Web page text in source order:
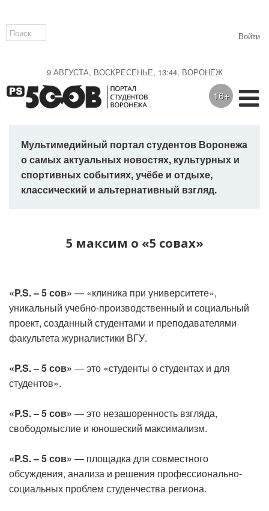
9 АВГУСТА, ВОСКРЕСЕНЬЕ, 13:44, ВОРОНЕЖ
Войти
16+
Мультимедийный портал студентов Воронежа
о самых актуальных новостях, культурных и
спортивных событиях, учёбе и отдыхе,
классический и альтернативный взгляд.
5 максим о «5 совах»
«P.S. – 5 сов» — «клиника при университете»,
уникальный учебно-производственный и социальный
проект, созданный студентами и преподавателями
факультета журналистики ВГУ.
«P.S. – 5 сов» — это «студенты о студентах и для
студентов».
«P.S. – 5 сов» — это незашоренность взгляда,
свободомыслие и юношеский максимализм.
«P.S. – 5 сов» — площадка для совместного
обсуждения, анализа и решения профессионально-
социальных проблем студенчества региона.